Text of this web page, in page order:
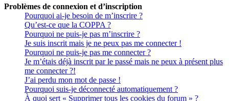
Problèmes de connexion et d’inscription
Pourquoi ai-je besoin de m’inscrire ?
Qu’est-ce que la COPPA ?
Pourquoi ne puis-je pas m’inscrire ?
Je suis inscrit mais je ne peux pas me connecter !
Pourquoi ne puis-je pas me connecter ?
Je m’étais déjà inscrit par le passé mais ne peux à présent plus
me connecter ?!
J’ai perdu mon mot de passe !
Pourquoi suis-je déconnecté automatiquement ?
À quoi sert « Supprimer tous les cookies du forum » ?